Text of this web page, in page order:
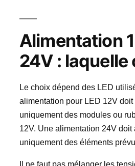
Alimentation
24V : laquelle
Le choix dépend des LED
alimentation pour LED 12V doit
uniquement des modules ou
12V. Une alimentation 24V doit
uniquement des éléments
Il ne faut pas mélanger les